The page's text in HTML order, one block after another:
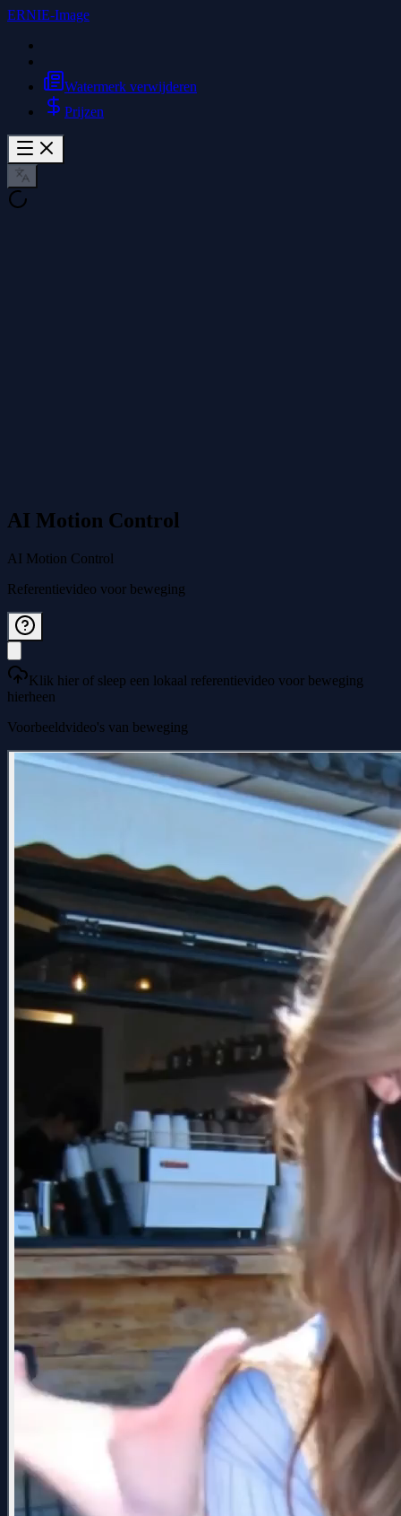
ERNIE-Image
Watermerk verwijderen
Prijzen
AI Motion Control
AI Motion Control
Referentievideo voor beweging
Klik hier of sleep een lokaal referentievideo voor beweging
hierheen
Voorbeeldvideo's van beweging